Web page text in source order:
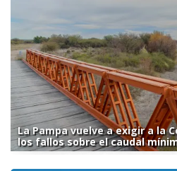
La Pampa vuelve a exigir a la
los fallos sobre el caudal